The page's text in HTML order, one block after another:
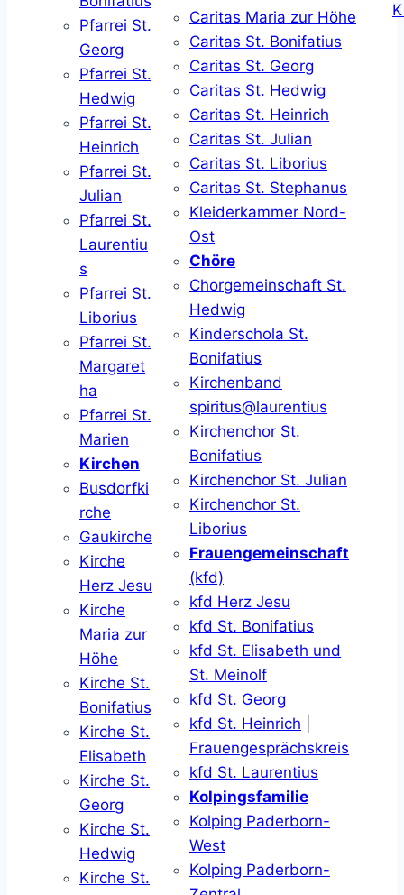
Pfarrei St.
Georg
Pfarrei St.
Hedwig
Pfarrei St.
Heinrich
Pfarrei St.
Julian
Pfarrei St.
Laurentiu
s
Pfarrei St.
Liborius
Pfarrei St.
Margaret
ha
Pfarrei St.
Marien
Kirchen
Busdorfki
rche
Gaukirche
Kirche
Herz Jesu
Kirche
Maria zur
Höhe
Kirche St.
Bonifatius
Kirche St.
Elisabeth
Kirche St.
Georg
Kirche St.
Hedwig
Kirche St.
Caritas Maria zur Höhe
Caritas St. Bonifatius
Caritas St. Georg
Caritas St. Hedwig
Caritas St. Heinrich
Caritas St. Julian
Caritas St. Liborius
Caritas St. Stephanus
Kleiderkammer Nord-
Ost
Chöre
Chorgemeinschaft St.
Hedwig
Kinderschola St.
Bonifatius
Kirchenband
spiritus@laurentius
Kirchenchor St.
Bonifatius
Kirchenchor St. Julian
Kirchenchor St.
Liborius
Frauengemeinschaft
(kfd)
kfd Herz Jesu
kfd St. Bonifatius
kfd St. Elisabeth und
St. Meinolf
kfd St. Georg
kfd St. Heinrich
Frauengesprächskreis
kfd St. Laurentius
Kolpingsfamilie
Kolping Paderborn-
West
Kolping Paderborn-